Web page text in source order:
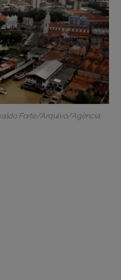
Forte/Arquivo/Agência